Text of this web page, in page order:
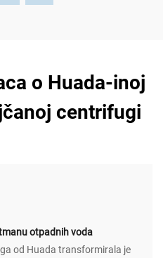
o Huada-inoj
centrifugi
otpadnih voda
od Huada transformirala je